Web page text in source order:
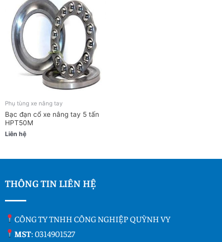
Phụ tùng xe nâng tay
Bạc đạn cổ xe nâng tay 5 tấn
HPT50M
Liên hệ
THÔNG TIN LIÊN HỆ
CÔNG TY TNHH CÔNG NGHIỆP QUỲNH VY
MST: 0314901527